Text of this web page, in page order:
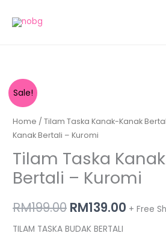
Sale!
Home /Tilam Taska Kanak-Kanak
Kanak Bertali – Kuromi
Tilam Taska
Bertali – Kuromi
RM199.00
price
was:
RM199.00.
RM139.00
price
+ Free
TILAM TASKA BUDAK BERTALI
Tilam
Taska
Kanak-
Kanak
Bertali
-
Kuromi